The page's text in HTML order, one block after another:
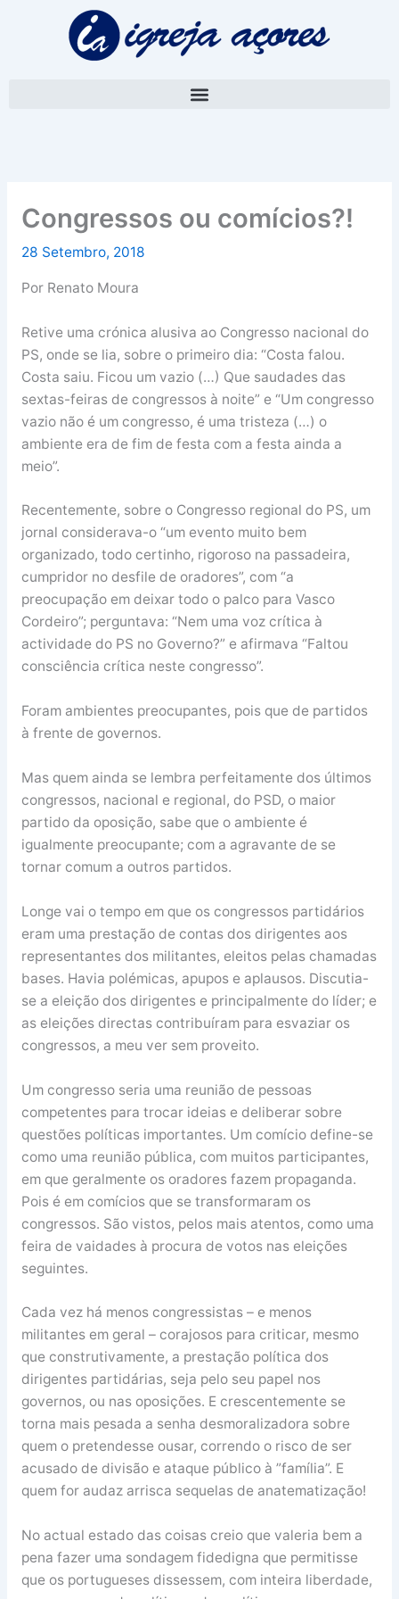
Congressos ou comícios?!
28 Setembro, 2018
Por Renato Moura
Retive uma crónica alusiva ao Congresso nacional do
PS, onde se lia, sobre o primeiro dia: “Costa falou.
Costa saiu. Ficou um vazio (…) Que saudades das
sextas-feiras de congressos à noite” e “Um congresso
vazio não é um congresso, é uma tristeza (…) o
ambiente era de fim de festa com a festa ainda a
meio”.
Recentemente, sobre o Congresso regional do PS, um
jornal considerava-o “um evento muito bem
organizado, todo certinho, rigoroso na passadeira,
cumpridor no desfile de oradores”, com “a
preocupação em deixar todo o palco para Vasco
Cordeiro”; perguntava: “Nem uma voz crítica à
actividade do PS no Governo?” e afirmava “Faltou
consciência crítica neste congresso”.
Foram ambientes preocupantes, pois que de partidos
à frente de governos.
Mas quem ainda se lembra perfeitamente dos últimos
congressos, nacional e regional, do PSD, o maior
partido da oposição, sabe que o ambiente é
igualmente preocupante; com a agravante de se
tornar comum a outros partidos.
Longe vai o tempo em que os congressos partidários
eram uma prestação de contas dos dirigentes aos
representantes dos militantes, eleitos pelas chamadas
bases. Havia polémicas, apupos e aplausos. Discutia-
se a eleição dos dirigentes e principalmente do líder; e
as eleições directas contribuíram para esvaziar os
congressos, a meu ver sem proveito.
Um congresso seria uma reunião de pessoas
competentes para trocar ideias e deliberar sobre
questões políticas importantes. Um comício define-se
como uma reunião pública, com muitos participantes,
em que geralmente os oradores fazem propaganda.
Pois é em comícios que se transformaram os
congressos. São vistos, pelos mais atentos, como uma
feira de vaidades à procura de votos nas eleições
seguintes.
Cada vez há menos congressistas – e menos
militantes em geral – corajosos para criticar, mesmo
que construtivamente, a prestação política dos
dirigentes partidárias, seja pelo seu papel nos
governos, ou nas oposições. E crescentemente se
torna mais pesada a senha desmoralizadora sobre
quem o pretendesse ousar, correndo o risco de ser
acusado de divisão e ataque público à ”família”. E
quem for audaz arrisca sequelas de anatematização!
No actual estado das coisas creio que valeria bem a
pena fazer uma sondagem fidedigna que permitisse
que os portugueses dissessem, com inteira liberdade,